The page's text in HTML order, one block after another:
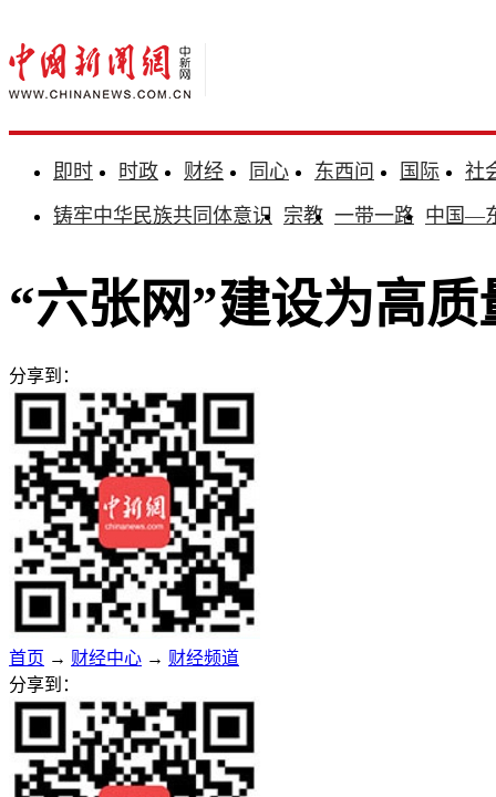
即时 时政 财经 同心 东西问 国际
社
铸牢中华民族共同体意识 宗教 一带一路 中国—
“六张网”建设为高
分享到：
首页 → 财经中心 → 财经频道
分享到：